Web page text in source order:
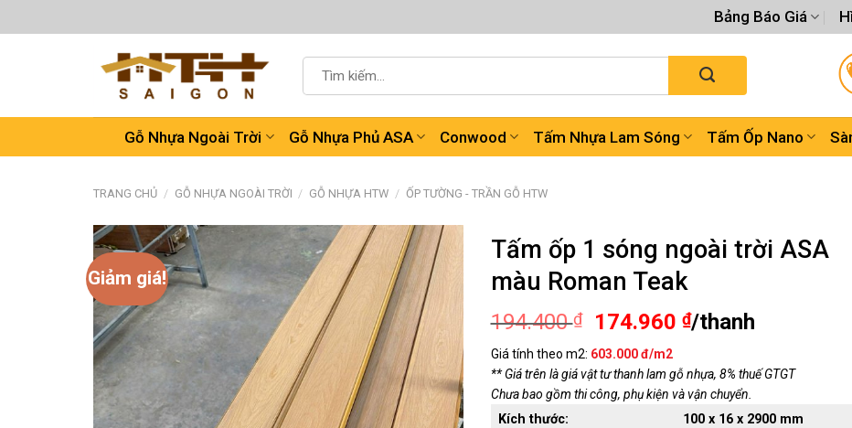
đến
Bảng Báo Giá
kiếm:
Gỗ Nhựa Ngoài Trời Gỗ Nhựa Phủ ASA Conwood Tấm Nhựa Lam Sóng Tấm Ốp Nano
TRANG CHỦ / GỖ NHỰA NGOÀI TRỜI / GỖ NHỰA HTW / ỐP TƯỜNG - TRẦN GỖ HTW
Giảm giá!
Tấm ốp 1 sóng ngoài trời ASA
màu Roman Teak
194.400₫
Giá
gốc
là:
194.400 ₫.
174.960 ₫Giá
tại
là:
174.960 ₫.
/thanh
Giá tính theo m2: 603.000 đ/m2
** Giá trên là giá vật tư thanh lam gỗ nhựa, 8% thuế GTGT
Chưa bao gồm thi công, phụ kiện và vận chuyển.
Kích thước:
100 x 16 x 2900 mm